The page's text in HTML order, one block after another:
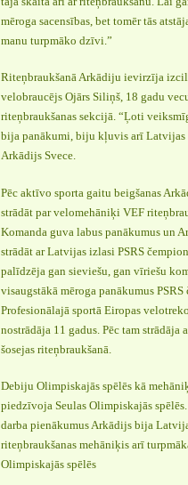
mēroga sacensības, bet tomēr tās
manu turpmāko dzīvi.”
Riteņbraukšanā Arkādiju ievirzīja
velobraucējs Ojārs Siliņš, 18 gadu
riteņbraukšanas sekcijā. “Ļoti
bija panākumi, biju kļuvis arī Latvijas
Arkādijs Svece.
Pēc aktīvo sporta gaitu beigšanas
strādāt par velomehāniķi VEF
Komanda guva labus panākumus un
strādāt ar Latvijas izlasi PSRS
palīdzēja gan sieviešu, gan vīriešu
visaugstākā mēroga panākumus
Profesionālajā sportā Eiropas
nostrādāja 11 gadus. Pēc tam strādāja
šosejas riteņbraukšanā.
Debiju Olimpiskajās spēlēs kā
piedzīvoja Seulas Olimpiskajās
darba pienākumus Arkādijs bija
riteņbraukšanas mehāniķis arī
Olimpiskajās spēlēs